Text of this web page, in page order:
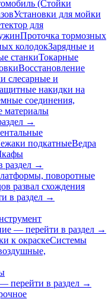
(Стойки
Установки для мойки
для
Проточка тормозных
колодокЗарядные и
станкиТокарные
Восстановление
слесарные и
накидки на
соединения,
материалы
→
подкатныеВедра
раздел →
поворотные
развал схождения
в раздел →
— перейти в раздел →
к окраскеСистемы
перейти в раздел →